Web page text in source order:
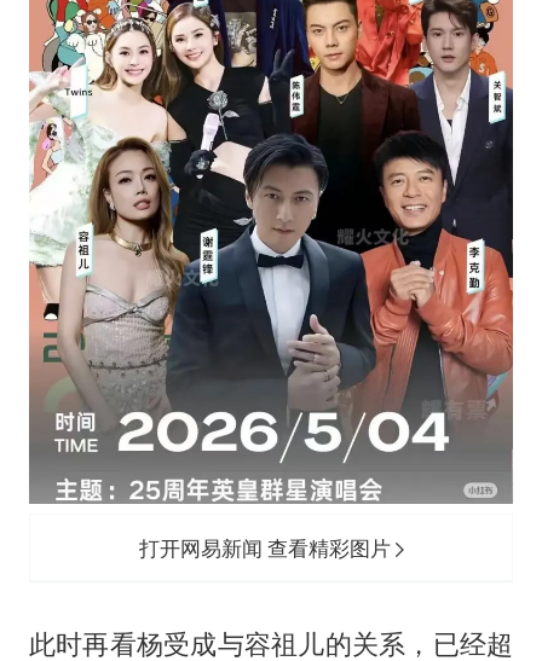
打开网易新闻 查看精彩图片
此时再看杨受成与容祖儿的关系，已经超